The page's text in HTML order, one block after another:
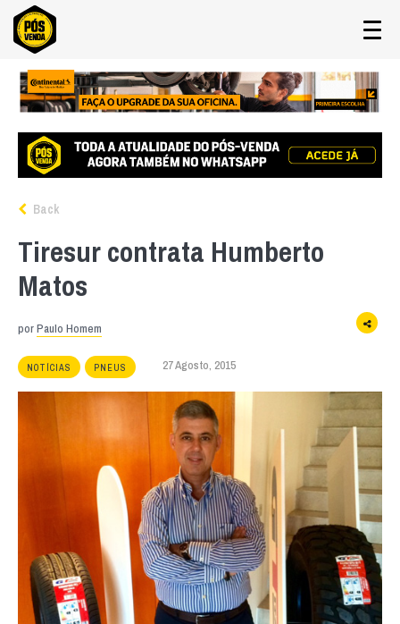
Back
Tiresur contrata Humberto
Matos
porPaulo Homem
NOTÍCIAS PNEUS 27 Agosto, 2015